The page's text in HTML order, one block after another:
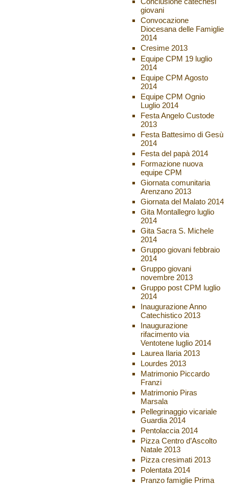
giovani
Convocazione
Diocesana delle Famiglie
2014
Cresime 2013
Equipe CPM 19 luglio
2014
Equipe CPM Agosto
2014
Equipe CPM Ognio
Luglio 2014
Festa Angelo Custode
2013
Festa Battesimo di Gesù
2014
Festa del papà 2014
Formazione nuova
equipe CPM
Giornata comunitaria
Arenzano 2013
Giornata del Malato 2014
Gita Montallegro luglio
2014
Gita Sacra S. Michele
2014
Gruppo giovani febbraio
2014
Gruppo giovani
novembre 2013
Gruppo post CPM luglio
2014
Inaugurazione Anno
Catechistico 2013
Inaugurazione
rifacimento via
Ventotene luglio 2014
Laurea Ilaria 2013
Lourdes 2013
Matrimonio Piccardo
Franzi
Matrimonio Piras
Marsala
Pellegrinaggio vicariale
Guardia 2014
Pentolaccia 2014
Pizza Centro d’Ascolto
Natale 2013
Pizza cresimati 2013
Polentata 2014
Pranzo famiglie Prima